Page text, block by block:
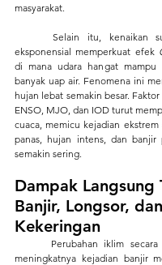
masyarakat.
eksponensial memperkuat efek
di mana udara hangat mampu
banyak uap air. Fenomena ini
hujan lebat semakin besar.
ENSO, MJO, dan IOD turut
cuaca, memicu kejadian
panas, hujan intens, dan banjir
semakin sering.
Dampak Langsung
Banjir, Longsor, dan
Kekeringan
meningkatnya kejadian banjir